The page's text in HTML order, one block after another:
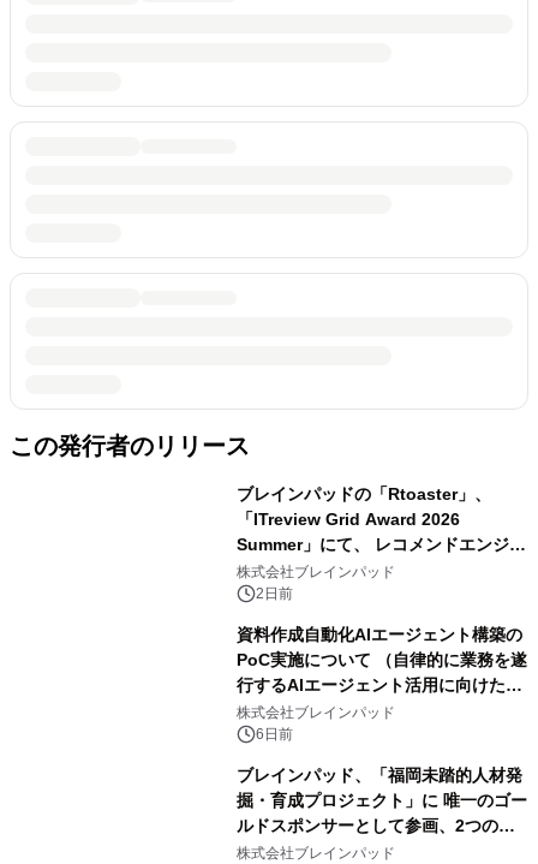
この発行者のリリース
ブレインパッドの「Rtoaster」、
「ITreview Grid Award 2026
Summer」にて、 レコメンドエンジン
部門およびDMPツール部門の最高位
「Leader」を23期連続受賞
株式会社ブレインパッド
2日前
資料作成自動化AIエージェント構築の
PoC実施について （自律的に業務を遂
行するAIエージェント活用に向けた取
組み）
株式会社ブレインパッド
6日前
ブレインパッド、「福岡未踏的人材発
掘・育成プロジェクト」に 唯一のゴー
ルドスポンサーとして参画、2つの開
発課題で異能の発掘を開始
株式会社ブレインパッド